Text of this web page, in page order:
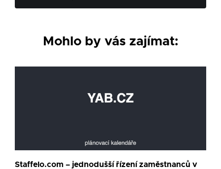
Mohlo by vás zajímat:
Staffelo.com – jednodušší řízení zaměstnanců v